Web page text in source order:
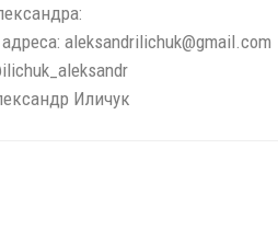
aleksandrilichuk@gmail.com
Иличук